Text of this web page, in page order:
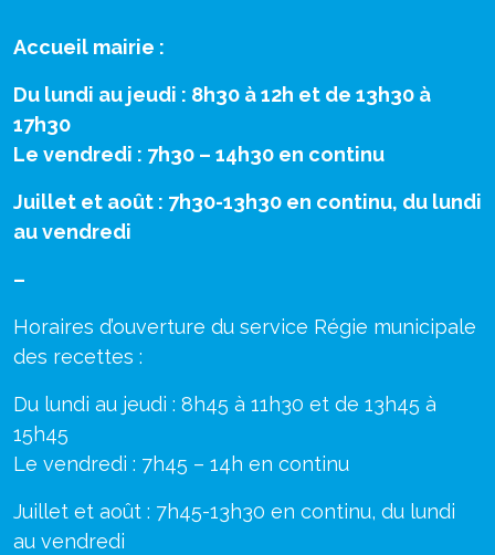
Accueil mairie :
Du lundi au jeudi : 8h30 à 12h et de 13h30 à
17h30
Le vendredi : 7h30 – 14h30 en continu
Juillet et août : 7h30-13h30 en continu, du lundi
au vendredi
–
Horaires d’ouverture du service Régie municipale
des recettes :
Du lundi au jeudi : 8h45 à 11h30 et de 13h45 à
15h45
Le vendredi : 7h45 – 14h en continu
Juillet et août : 7h45-13h30 en continu, du lundi
au vendredi